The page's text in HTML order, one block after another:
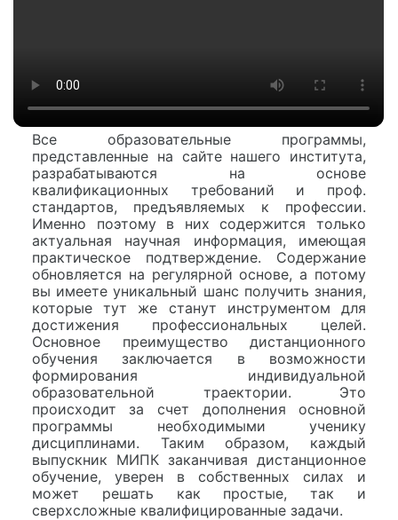
Все образовательные программы,
представленные на сайте нашего института,
разрабатываются на основе
квалификационных требований и проф.
стандартов, предъявляемых к профессии.
Именно поэтому в них содержится только
актуальная научная информация, имеющая
практическое подтверждение. Содержание
обновляется на регулярной основе, а потому
вы имеете уникальный шанс получить знания,
которые тут же станут инструментом для
достижения профессиональных целей.
Основное преимущество дистанционного
обучения заключается в возможности
формирования индивидуальной
образовательной траектории. Это
происходит за счет дополнения основной
программы необходимыми ученику
дисциплинами. Таким образом, каждый
выпускник МИПК заканчивая дистанционное
обучение, уверен в собственных силах и
может решать как простые, так и
сверхсложные квалифицированные задачи.